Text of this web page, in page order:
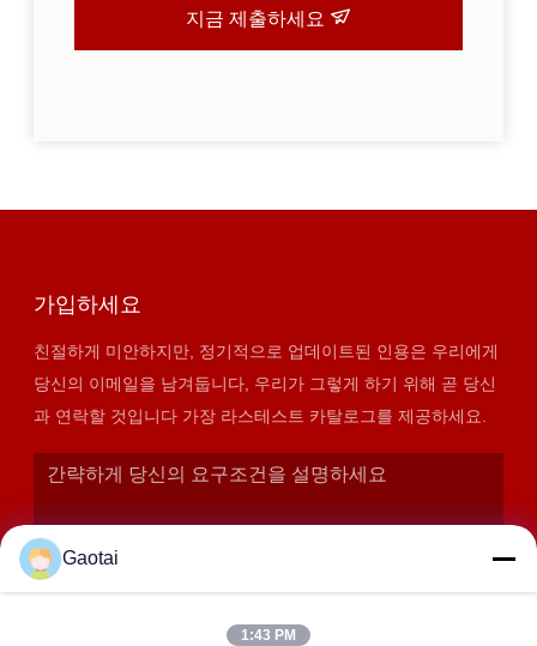
지금 제출하세요
가입하세요
친절하게 미안하지만, 정기적으로 업데이트된 인용은 우리에게
당신의 이메일을 남겨둡니다, 우리가 그렇게 하기 위해 곧 당신
과 연락할 것입니다 가장 라스테스트 카탈로그를 제공하세요.
Gaotai
1:43 PM